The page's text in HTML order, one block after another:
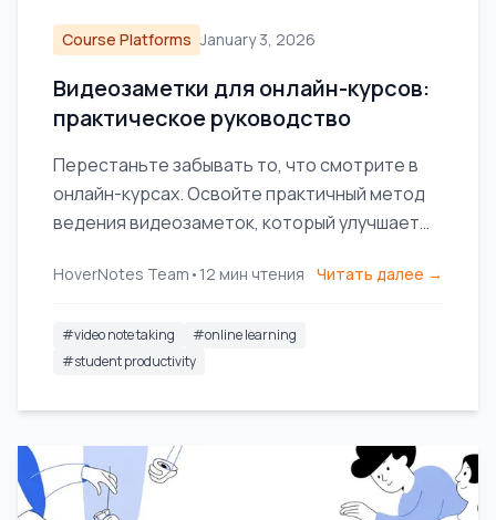
Course Platforms January 3, 2026
Видеозаметки для онлайн-курсов:
практическое руководство
Перестаньте забывать то, что смотрите в
онлайн-курсах. Освойте практичный метод
ведения видеозаметок, который улучшает
вашу базу знаний.
HoverNotes Team • 12 мин чтения Читать далее →
#video note taking #online learning
#student productivity